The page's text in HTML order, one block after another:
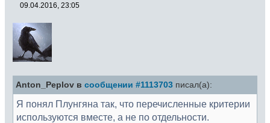
09.04.2016, 23:05
Anton_Peplov в сообщении #1113703 писал(а):
Я понял Плунгяна так, что перечисленные критерии
используются вместе, а не по отдельности.